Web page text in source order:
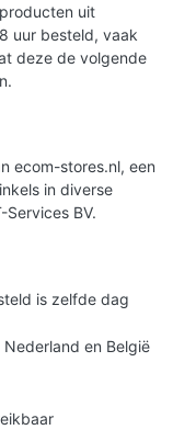
uit
uur besteld, vaak
deze de volgende
ecom-stores.nl, een
in diverse
BV.
is zelfde dag
en België